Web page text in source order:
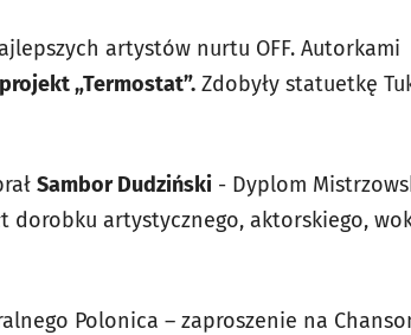
artystów nurtu OFF. Autorkami
„Termostat”. Zdobyły statuetkę
Sambor Dudziński - Dyplom
dorobku artystycznego, aktorskiego,
Polonica – zaproszenie na